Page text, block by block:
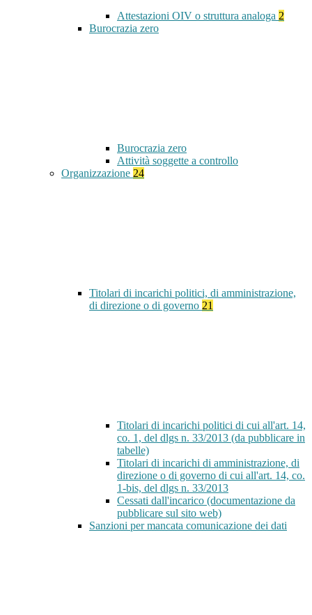
Attestazioni OIV o struttura analoga 2
Burocrazia zero
Burocrazia zero
Attività soggette a controllo
Organizzazione 24
Titolari di incarichi politici, di amministrazione,
di direzione o di governo 21
Titolari di incarichi politici di cui all'art. 14,
co. 1, del dlgs n. 33/2013 (da pubblicare in
tabelle)
Titolari di incarichi di amministrazione, di
direzione o di governo di cui all'art. 14, co.
1-bis, del dlgs n. 33/2013
Cessati dall'incarico (documentazione da
pubblicare sul sito web)
Sanzioni per mancata comunicazione dei dati